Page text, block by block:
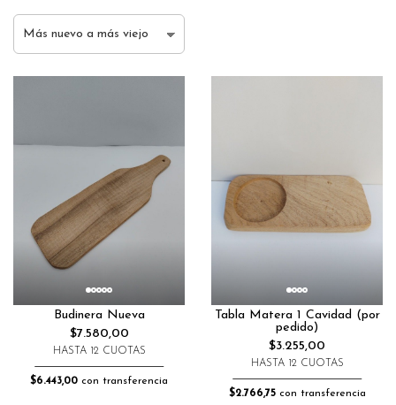
Budinera Nueva
$7.580,00
HASTA 12 CUOTAS
$6.443,00 con transferencia
Tabla Matera 1 Cavidad (por
pedido)
$3.255,00
HASTA 12 CUOTAS
$2.766,75con transferencia